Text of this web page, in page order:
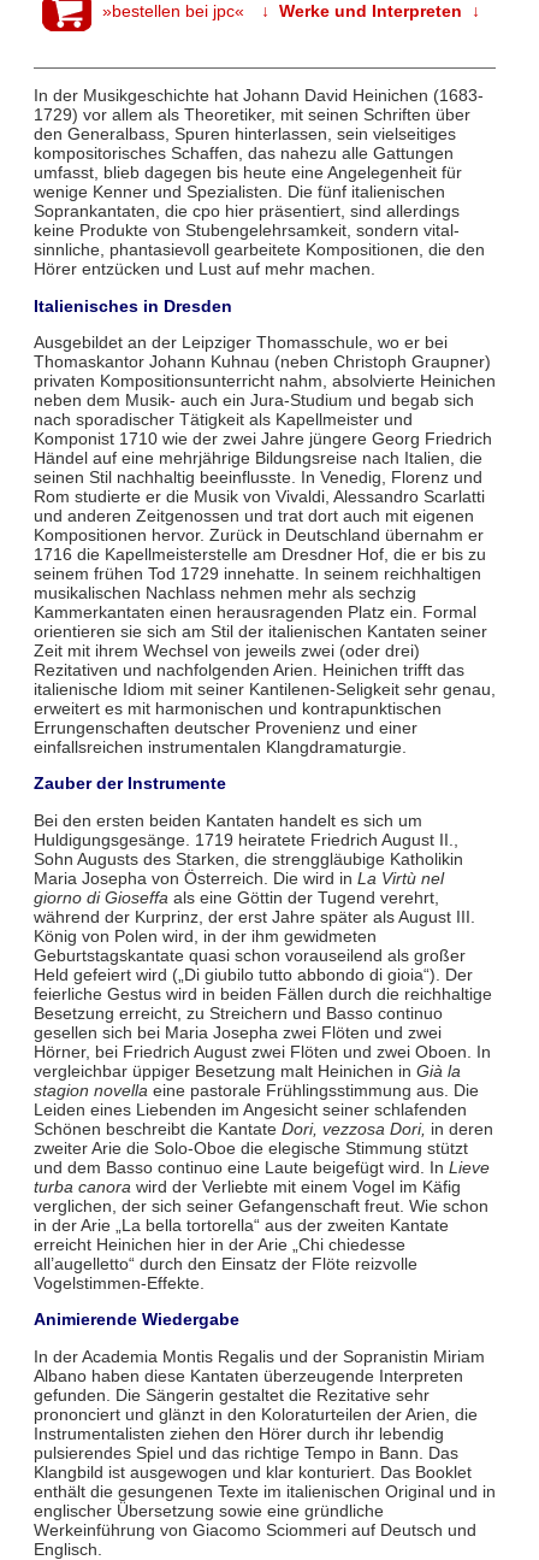
»bestellen bei jpc« ↓ Werke und Interpreten ↓
In der Musikgeschichte hat Johann David Heinichen (1683-
1729) vor allem als Theoretiker, mit seinen Schriften über
den Generalbass, Spuren hinterlassen, sein vielseitiges
kompositorisches Schaffen, das nahezu alle Gattungen
umfasst, blieb dagegen bis heute eine Angelegenheit für
wenige Kenner und Spezialisten. Die fünf italienischen
Soprankantaten, die cpo hier präsentiert, sind allerdings
keine Produkte von Stubengelehrsamkeit, sondern vital-
sinnliche, phantasievoll gearbeitete Kompositionen, die den
Hörer entzücken und Lust auf mehr machen.
Italienisches in Dresden
Ausgebildet an der Leipziger Thomasschule, wo er bei
Thomaskantor Johann Kuhnau (neben Christoph Graupner)
privaten Kompositionsunterricht nahm, absolvierte Heinichen
neben dem Musik- auch ein Jura-Studium und begab sich
nach sporadischer Tätigkeit als Kapellmeister und
Komponist 1710 wie der zwei Jahre jüngere Georg Friedrich
Händel auf eine mehrjährige Bildungsreise nach Italien, die
seinen Stil nachhaltig beeinflusste. In Venedig, Florenz und
Rom studierte er die Musik von Vivaldi, Alessandro Scarlatti
und anderen Zeitgenossen und trat dort auch mit eigenen
Kompositionen hervor. Zurück in Deutschland übernahm er
1716 die Kapellmeisterstelle am Dresdner Hof, die er bis zu
seinem frühen Tod 1729 innehatte. In seinem reichhaltigen
musikalischen Nachlass nehmen mehr als sechzig
Kammerkantaten einen herausragenden Platz ein. Formal
orientieren sie sich am Stil der italienischen Kantaten seiner
Zeit mit ihrem Wechsel von jeweils zwei (oder drei)
Rezitativen und nachfolgenden Arien. Heinichen trifft das
italienische Idiom mit seiner Kantilenen-Seligkeit sehr genau,
erweitert es mit harmonischen und kontrapunktischen
Errungenschaften deutscher Provenienz und einer
einfallsreichen instrumentalen Klangdramaturgie.
Zauber der Instrumente
Bei den ersten beiden Kantaten handelt es sich um
Huldigungsgesänge. 1719 heiratete Friedrich August II.,
Sohn Augusts des Starken, die strenggläubige Katholikin
Maria Josepha von Österreich. Die wird in La Virtù nel
giorno di Gioseffa als eine Göttin der Tugend verehrt,
während der Kurprinz, der erst Jahre später als August III.
König von Polen wird, in der ihm gewidmeten
Geburtstagskantate quasi schon vorauseilend als großer
Held gefeiert wird („Di giubilo tutto abbondo di gioia“). Der
feierliche Gestus wird in beiden Fällen durch die reichhaltige
Besetzung erreicht, zu Streichern und Basso continuo
gesellen sich bei Maria Josepha zwei Flöten und zwei
Hörner, bei Friedrich August zwei Flöten und zwei Oboen. In
vergleichbar üppiger Besetzung malt Heinichen in Già la
stagion novella eine pastorale Frühlingsstimmung aus. Die
Leiden eines Liebenden im Angesicht seiner schlafenden
Schönen beschreibt die Kantate Dori, vezzosa Dori, in deren
zweiter Arie die Solo-Oboe die elegische Stimmung stützt
und dem Basso continuo eine Laute beigefügt wird. In Lieve
turba canora wird der Verliebte mit einem Vogel im Käfig
verglichen, der sich seiner Gefangenschaft freut. Wie schon
in der Arie „La bella tortorella“ aus der zweiten Kantate
erreicht Heinichen hier in der Arie „Chi chiedesse
all’augelletto“ durch den Einsatz der Flöte reizvolle
Vogelstimmen-Effekte.
Animierende Wiedergabe
In der Academia Montis Regalis und der Sopranistin Miriam
Albano haben diese Kantaten überzeugende Interpreten
gefunden. Die Sängerin gestaltet die Rezitative sehr
prononciert und glänzt in den Koloraturteilen der Arien, die
Instrumentalisten ziehen den Hörer durch ihr lebendig
pulsierendes Spiel und das richtige Tempo in Bann. Das
Klangbild ist ausgewogen und klar konturiert. Das Booklet
enthält die gesungenen Texte im italienischen Original und in
englischer Übersetzung sowie eine gründliche
Werkeinführung von Giacomo Sciommeri auf Deutsch und
Englisch.